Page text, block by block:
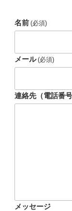
名前 (必須)
メール (必須)
連絡先（電話番号
メッセージ